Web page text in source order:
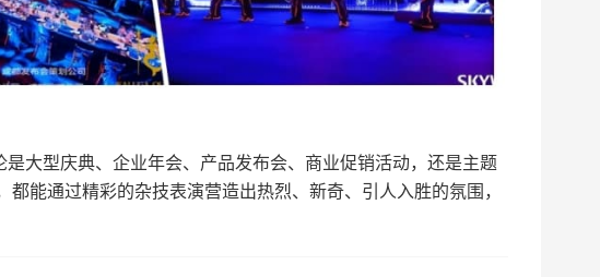
大型庆典、企业年会、产品发布会、商业促销活动，还是主题
能通过精彩的杂技表演营造出热烈、新奇、引人入胜的氛围，